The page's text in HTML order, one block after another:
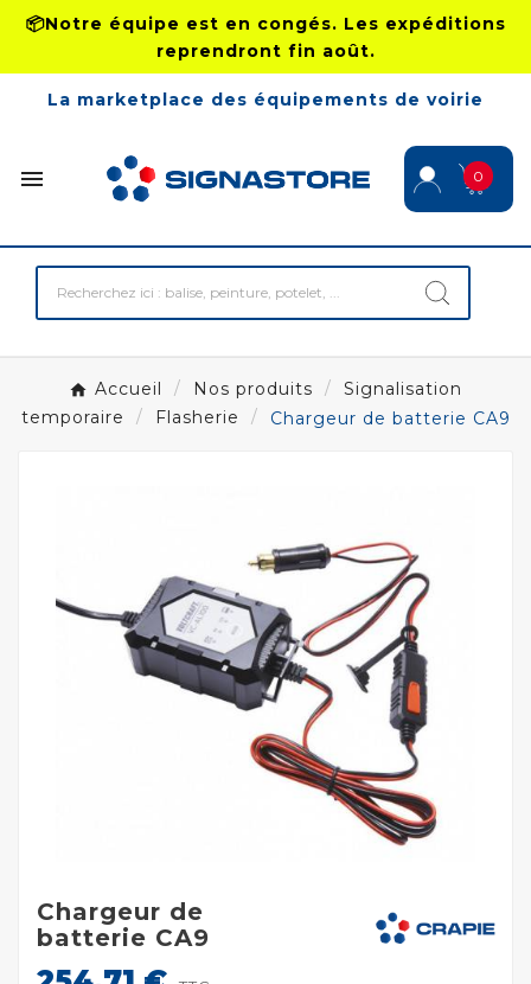
📦Notre équipe est en congés. Les expéditions
reprendront fin août.
La marketplace des équipements de voirie
 0
Accueil Nos produits
Signalisation
temporaire
Flasherie Chargeur de batterie CA9
Chargeur de
batterie CA9